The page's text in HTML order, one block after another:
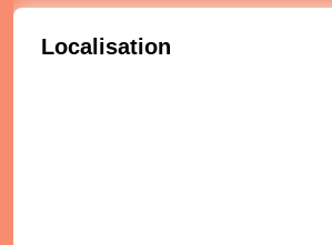
Localisation